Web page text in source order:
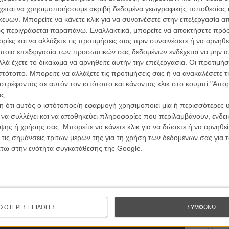
να χρησιμοποιήσουμε ακριβή δεδομένα γεωγραφικής τοποθεσίας
Μπορείτε να κάνετε κλικ για να συναινέσετε στην επεξεργασία
περιγράφεται παραπάνω. Εναλλακτικά, μπορείτε να αποκτήσετε
και να αλλάξετε τις προτιμήσεις σας πριν συναινέσετε ή να
επεξεργασία των προσωπικών σας δεδομένων ενδέχεται να μην
έχετε το δικαίωμα να αρνηθείτε αυτήν την επεξεργασία. Οι
Μπορείτε να αλλάξετε τις προτιμήσεις σας ή να ανακαλέσετε
σε αυτόν τον ιστότοπο και κάνοντας κλικ στο κουμπί
αυτός ο ιστότοπος/η εφαρμογή χρησιμοποιεί μία ή περισσότερες
συλλέγει και να αποθηκεύει πληροφορίες που περιλαμβάνουν,
ή χρήσης σας. Μπορείτε να κάνετε κλικ για να δώσετε ή να
σημάνσεις τρίτων μερών της για τη χρήση των δεδομένων σας
στην ενότητα συγκατάθεσης της Google.
ΕΠΙΛΟΓΕΣ ΣΥΜΦΩΝΩ
και ακτιβιστή Χάρβεϊ Φιρστάιν, ο Επστάιν
οδού Κάστρο, εκεί όπου ξεκίνησε η
όπως έμεινε περισσότερο γνωστός ο Μιλκ,
τα δικαιώματα των γκέι. Και με φόντο μια πόλη εν
των δύο πολιτικών αντιπάλων (του Μιλκ και
με αδρές γραμμές την βίαιη σύγκρουση της
της Αμερικής.
πετύχει το «The Times of Harvey Milk» δεν είναι
ακτιβισμού και να καταδείξει τη σημασία που είχε
της γκέι κοινότητας η «θυσία» του Μιλκ.
δεινότητας και ιδανικής μείξης γεγονότων,
έρευνας, ο Επστάιν παραδίδει έναν σπαρακτικό
αλλά και δικαιωματικά το Οσκαρ
ακόμη και σήμερα ως μια υπενθύμιση για το πως θα
σαν τον Χάρβεϊ Μιλκ.
Οι
Μπέλα
Μια Θέση
A Place in
Τζορτζ
Ψηλά
Tacones
Πέδρο